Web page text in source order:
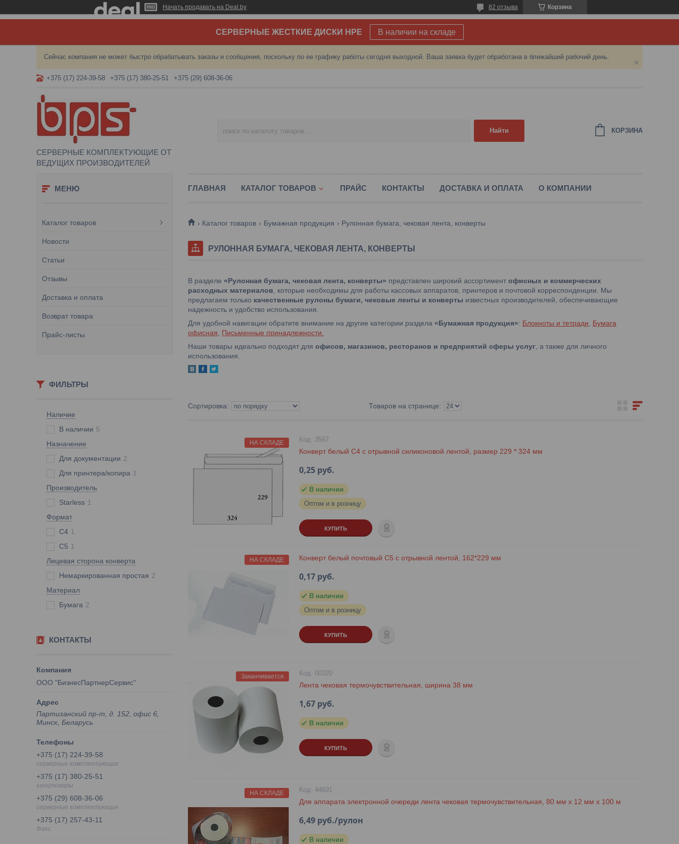
Начать продавать на Deal.by Корзина
82 отзыва
СЕРВЕРНЫЕ ЖЕСТКИЕ ДИСКИ HPE В наличии на складе
Сейчас компания не может быстро обрабатывать заказы и сообщения, поскольку по ее графику работы сегодня выходной. Ваша заявка будет обработана в ближайший рабочий день.
+375 (17) 224-39-58 +375 (17) 380-25-51 +375 (29) 608-36-06
СЕРВЕРНЫЕ КОМПЛЕКТУЮЩИЕ ОТ
ВЕДУЩИХ ПРОИЗВОДИТЕЛЕЙ
Найти КОРЗИНА
Каталог товаров
Новости
Статьи
Отзывы
Доставка и оплата
Возврат товара
Прайс-листы
ФИЛЬТРЫ
Наличие
В наличии 5
Назначение
Для документации 2
Для принтера/копира 1
Производитель
Starless 1
Формат
C4 1
C5 1
Лицевая сторона конверта
Немаркированная простая 2
Материал
Бумага 2
КОНТАКТЫ
ООО "БизнесПартнерСервис"
Партизанский пр-т, д. 152, офис 6,
Минск, Беларусь
+375 (17) 224-39-58
серверные комплектующие
+375 (17) 380-25-51
канцтовары
+375 (29) 608-36-06
серверные комплектующие
+375 (17) 257-43-11
Факс
ГЛАВНАЯ КАТАЛОГ ТОВАРОВ ПРАЙС КОНТАКТЫ ДОСТАВКА И ОПЛАТА О КОМПАНИИ
Каталог товаров Бумажная продукция Рулонная бумага, чековая лента, конверты
РУЛОННАЯ БУМАГА, ЧЕКОВАЯ ЛЕНТА, КОНВЕРТЫ
В разделе «Рулонная бумага, чековая лента, конверты» представлен широкий ассортимент офисных и коммерческих
расходных материалов , которые необходимы для работы кассовых аппаратов, принтеров и почтовой корреспонденции. Мы
предлагаем только качественные рулоны бумаги, чековые ленты и конверты известных производителей, обеспечивающие
надежность и удобство использования.
Для удобной навигации обратите внимание на другие категории раздела «Бумажная продукция»: Блокноты и тетради
Бумага
офисная
Письменные принадлежности
Наши товары идеально подходят для офисов, магазинов, ресторанов и предприятий сферы услуг , а также для личного
использования.
НА СКЛАДЕ 3567
Конверт белый С4 с отрывной силиконовой лентой, размер 229 * 324 мм
0,25 руб.
В наличии
Оптом и в розницу
КУПИТЬ
НА СКЛАДЕ Конверт белый почтовый С5 с отрывной лентой, 162*229 мм
0,17 руб.
В наличии
Оптом и в розницу
КУПИТЬ
Заканчивается 00320
Лента чековая термочувствительная, ширина 38 мм
1,67 руб.
В наличии
КУПИТЬ
НА СКЛАДЕ 44691
Для аппарата электронной очереди лента чековая термочувствительная, 80 мм х 12 мм х 100 м
6,49 руб./рулон
В наличии